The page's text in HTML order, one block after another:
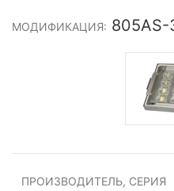
МОДИФИКАЦИЯ:
ПРОИЗВОДИТЕЛЬ, СЕРИЯ